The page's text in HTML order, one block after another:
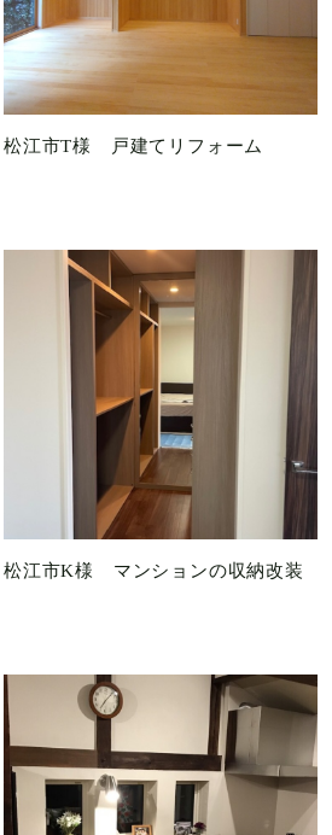
松江市T様 戸建てリフォーム
松江市K様 マンションの収納改装